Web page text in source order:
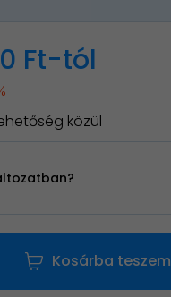
Ft-tól
közül
Kosárba teszem